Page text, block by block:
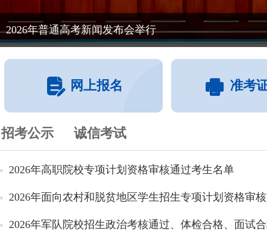
2026年普通高考新闻发布会举行
网上报名 准考
招考公示 诚信考试
2026年高职院校专项计划资格审核通过考生名单
2026年面向农村和脱贫地区学生招生专项计划资格审
2026年军队院校招生政治考核通过、体检合格、面试